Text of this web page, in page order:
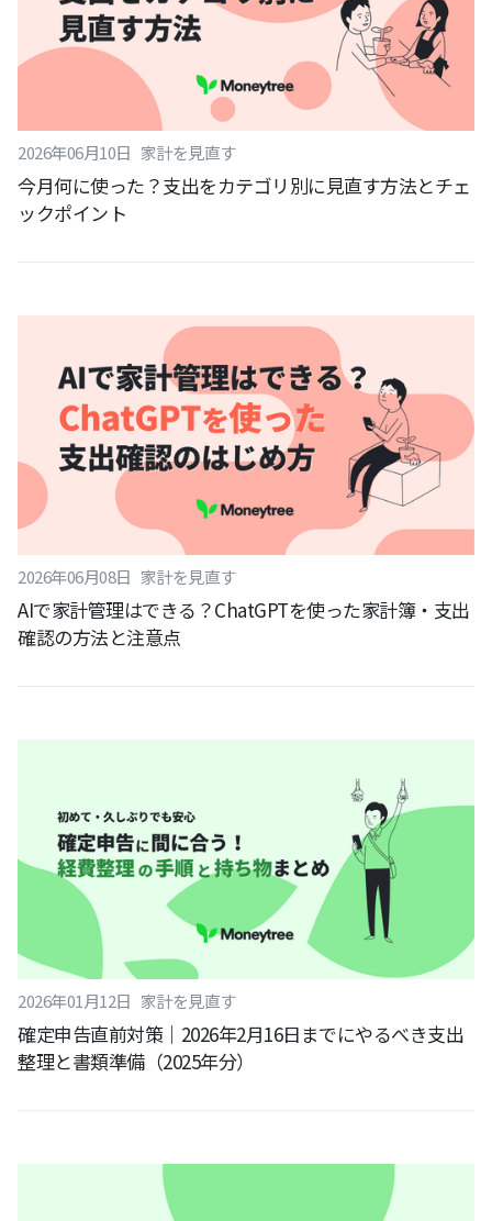
2026年06月10日 家計を見直す
今月何に使った？支出をカテゴリ別に見直す方法とチェ
ックポイント
2026年06月08日 家計を見直す
AIで家計管理はできる？ChatGPTを使った家計簿・支出
確認の方法と注意点
2026年01 月12日 家計を見直す
確定申告直前対策｜2026年2月16日までにやるべき支出
整理と書類準備（2025年分）